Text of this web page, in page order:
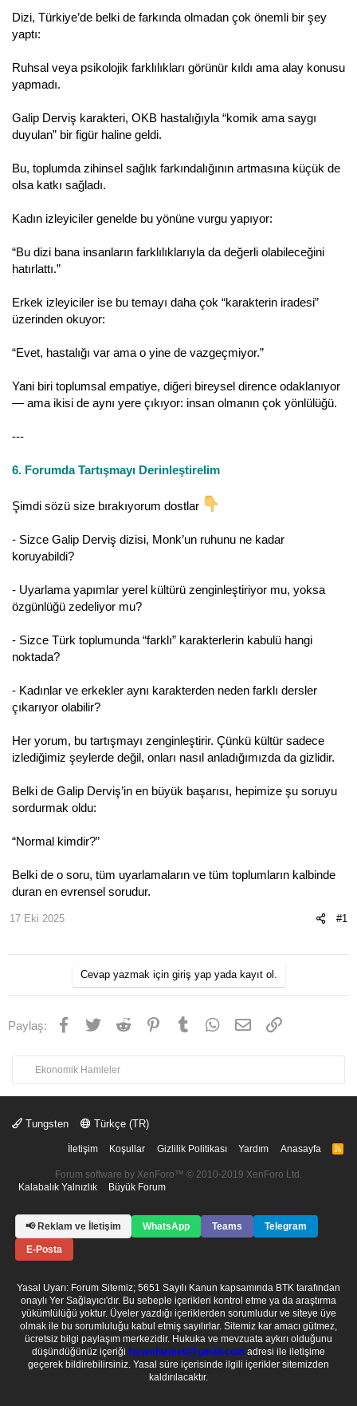
Dizi, Türkiye’de belki de farkında olmadan çok önemli bir şey
yaptı:
Ruhsal veya psikolojik farklılıkları görünür kıldı ama alay konusu
yapmadı.
Galip Derviş karakteri, OKB hastalığıyla “komik ama saygı
duyulan” bir figür haline geldi.
Bu, toplumda zihinsel sağlık farkındalığının artmasına küçük de
olsa katkı sağladı.
Kadın izleyiciler genelde bu yönüne vurgu yapıyor:
“Bu dizi bana insanların farklılıklarıyla da değerli olabileceğini
hatırlattı.”
Erkek izleyiciler ise bu temayı daha çok “karakterin iradesi”
üzerinden okuyor:
“Evet, hastalığı var ama o yine de vazgeçmiyor.”
Yani biri toplumsal empatiye, diğeri bireysel dirence odaklanıyor
— ama ikisi de aynı yere çıkıyor: insan olmanın çok yönlülüğü.
---
6. Forumda Tartışmayı Derinleştirelim
Şimdi sözü size bırakıyorum dostlar
- Sizce Galip Derviş dizisi, Monk’un ruhunu ne kadar
koruyabildi?
- Uyarlama yapımlar yerel kültürü zenginleştiriyor mu, yoksa
özgünlüğü zedeliyor mu?
- Sizce Türk toplumunda “farklı” karakterlerin kabulü hangi
noktada?
- Kadınlar ve erkekler aynı karakterden neden farklı dersler
çıkarıyor olabilir?
Her yorum, bu tartışmayı zenginleştirir. Çünkü kültür sadece
izlediğimiz şeylerde değil, onları nasıl anladığımızda da gizlidir.
Belki de Galip Derviş’in en büyük başarısı, hepimize şu soruyu
sordurmak oldu:
“Normal kimdir?”
Belki de o soru, tüm uyarlamaların ve tüm toplumların kalbinde
duran en evrensel sorudur.
#1
17 Eki 2025
Cevap yazmak için giriş yap yada kayıt ol.
Paylaş: Facebook
TwitterReddit PinterestTumblr WhatsApp
E-postaLink
Ekonomik Hamleler
Tungsten Türkçe (TR)
İletişim Koşullar Gizlilik Politikası Yardım Anasayfa
R
Forum software by XenForo™ © 2010-2019 XenForo Ltd.
Kalabalık Yalnızlık
Büyük Forum
📢 Reklam ve İletişim WhatsApp Teams Telegram
E-Posta
Yasal Uyarı: Forum Sitemiz; 5651 Sayılı Kanun kapsamında BTK tarafından
onaylı Yer Sağlayıcı'dır. Bu sebeple içerikleri kontrol etme ya da araştırma
yükümlülüğü yoktur. Üyeler yazdığı içeriklerden sorumludur ve siteye üye
olmak ile bu sorumluluğu kabul etmiş sayılırlar. Sitemiz kar amacı gütmez,
ücretsiz bilgi paylaşım merkezidir. Hukuka ve mevzuata aykırı olduğunu
düşündüğünüz içeriği forumhizmeti@gmail.com adresi ile iletişime
geçerek bildirebilirsiniz. Yasal süre içerisinde ilgili içerikler sitemizden
kaldırılacaktır.